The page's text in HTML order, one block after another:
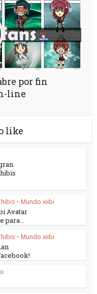
por fin
line
like
• Mundo xiibi
Avatar
para...
• Mundo xiibi